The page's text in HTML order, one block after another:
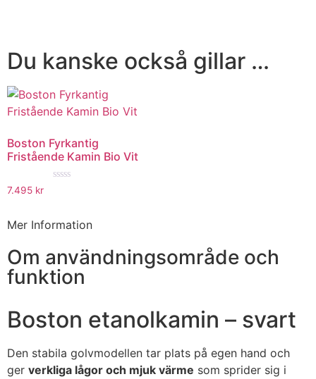
Du kanske också gillar …
Boston Fyrkantig
Fristående Kamin Bio Vit
7.495 kr
Mer Information
Om användningsområde och
funktion
Boston etanolkamin – svart
Den stabila golvmodellen tar plats på egen hand och
ger verkliga lågor och mjuk värme som sprider sig i